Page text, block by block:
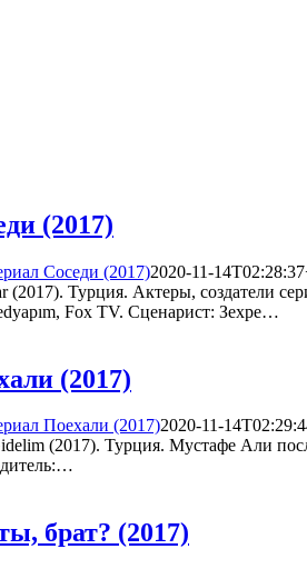
(2017)
Соседи (2017)2020-11-
(2017). Турция. Актеры, создатели
Fox TV. Сценарист: Зехре…
(2017)
Поехали (2017)2020-11-
(2017). Турция. Мустафе Али
брат? (2017)